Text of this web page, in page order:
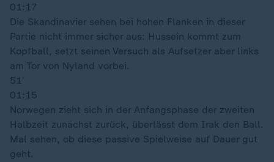
01:17
Die Skandinavier sehen bei hohen Flanken in dieser
Partie nicht immer sicher aus: Hussein kommt zum
Kopfball, setzt seinen Versuch als Aufsetzer aber links
am Tor von Nyland vorbei.
51′
01:15
Norwegen zieht sich in der Anfangsphase der zweiten
Halbzeit zunächst zurück, überlässt dem Irak den Ball.
Mal sehen, ob diese passive Spielweise auf Dauer gut
geht.